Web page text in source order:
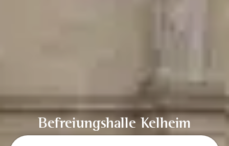
Befreiungshalle Kelheim